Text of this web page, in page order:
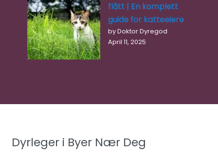
flått | En komplett
guide for katteeiere
by Doktor Dyregod
April 11, 2025
Dyrleger i Byer Nær Deg